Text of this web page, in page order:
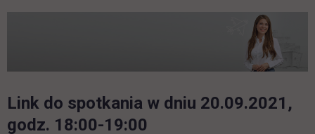
Link do spotkania w dniu 20.09.2021,
godz. 18:00-19:00